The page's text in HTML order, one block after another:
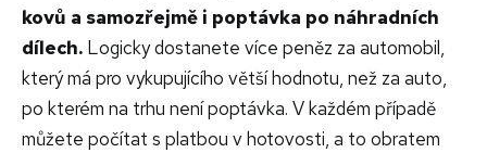
kovů a samozřejmě i poptávka po náhradních
dílech. Logicky dostanete více peněz za automobil,
který má pro vykupujícího větší hodnotu, než za auto,
po kterém na trhu není poptávka. V každém případě
můžete počítat s platbou v hotovosti, a to obratem